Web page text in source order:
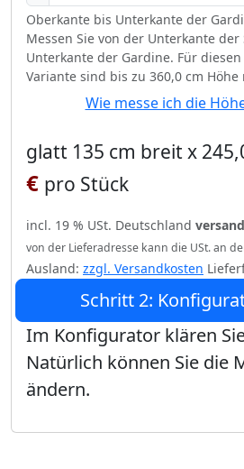
Oberkante bis Unterkante der
Messen Sie von der Unterkante
Unterkante der Gardine. Für
Variante sind bis zu 360,0 cm Höhe
Wie messe ich die
glatt 135 cm breit x
€ pro Stück
incl. 19 % USt. Deutschland
von der Lieferadresse kann die USt. an
Ausland: zzgl. Versandkosten
Schritt 2:
Im Konfigurator klären
Natürlich können Sie die
ändern.